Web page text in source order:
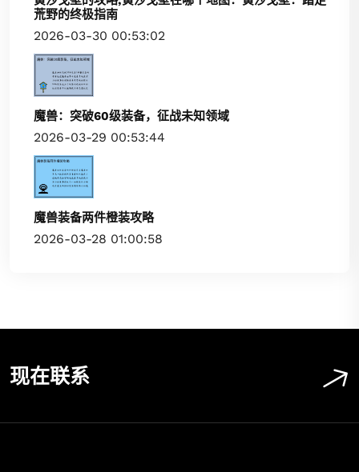
荒野的终极指南
2026-03-30 00:53:02
魔兽：突破60级装备，征战未知领域
2026-03-29 00:53:44
魔兽装备两件橙装攻略
2026-03-28 01:00:58
现在联系